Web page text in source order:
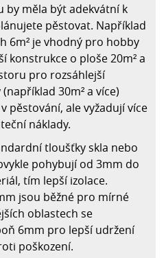
by měla být adekvátní k
pěstovat. Například
6m² je vhodný pro hobby
konstrukce o ploše 20m² a
pro rozsáhlejší
30m² a více)
pěstování, ale vyžadují více
náklady.
tloušťky skla nebo
pohybují od 3mm do
tím lepší izolace.
jsou běžné pro mírné
oblastech se
6mm pro lepší udržení
poškození.